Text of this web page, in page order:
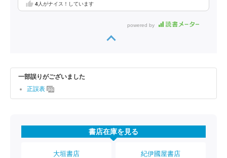
4人がナイス！しています
powered by
一部誤りがございました
正誤表
書店在庫を見る
大垣書店 紀伊國屋書店